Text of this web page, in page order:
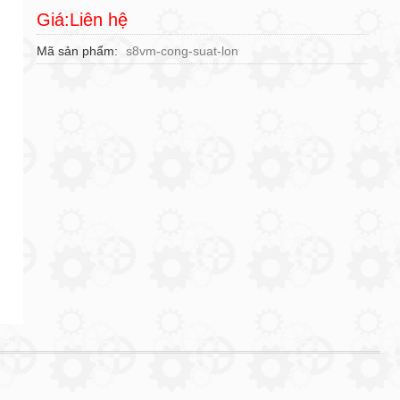
Giá:Liên hệ
Mã sản phẩm s8vm-cong-suat-lon